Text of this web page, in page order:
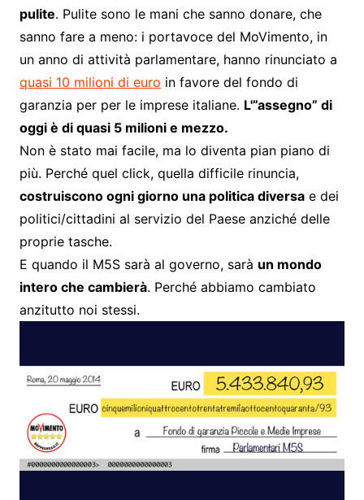
pulite. Pulite sono le mani che sanno donare, che
sanno fare a meno: i portavoce del MoVimento, in
un anno di attività parlamentare, hanno rinunciato a
quasi 10 milioni di euro in favore del fondo di
garanzia per per le imprese italiane. L'”assegno” di
oggi è di quasi 5 milioni e mezzo.
Non è stato mai facile, ma lo diventa pian piano di
più. Perché quel click, quella difficile rinuncia,
costruiscono ogni giorno una politica diversae dei
politici/cittadini al servizio del Paese anziché delle
proprie tasche.
E quando il M5S sarà al governo, sarà un mondo
intero che cambierà. Perché abbiamo cambiato
anzitutto noi stessi.